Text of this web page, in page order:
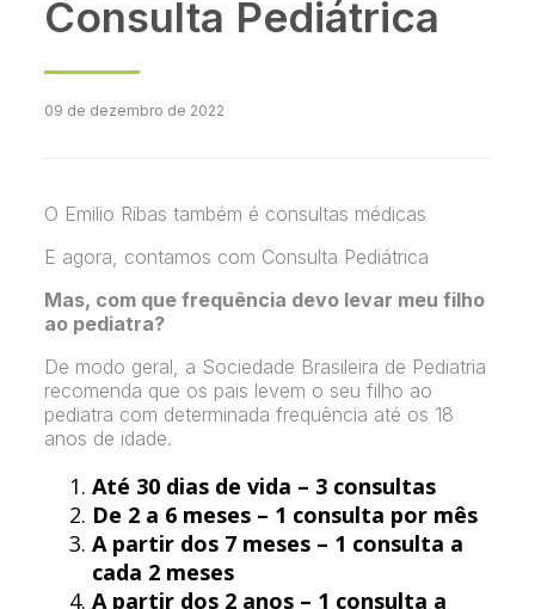
Consulta Pediátrica
09 de dezembro de 2022
O Emilio Ribas também é consultas médicas
E agora, contamos com Consulta Pediátrica
Mas, com que frequência devo levar meu filho
ao pediatra?
De modo geral, a Sociedade Brasileira de Pediatria
recomenda que os pais levem o seu filho ao
pediatra com determinada frequência até os 18
anos de idade.
Até 30 dias de vida – 3 consultas
De 2 a 6 meses – 1 consulta por mês
A partir dos 7 meses – 1 consulta a
cada 2 meses
A partir dos 2 anos – 1 consulta a